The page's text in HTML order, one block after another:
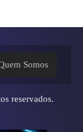
Somos
reservados.